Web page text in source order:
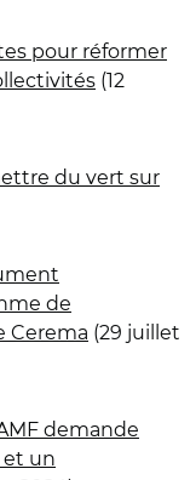
pour réformer
(12
du vert sur
de
Cerema (29 juillet
demande
et un